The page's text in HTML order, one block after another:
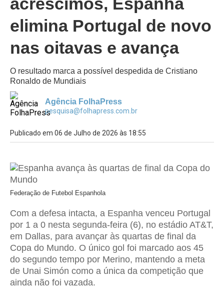
elimina Portugal de novo
nas oitavas e avança
O resultado marca a possível despedida de Cristiano
Ronaldo de Mundiais
Agência FolhaPress
pesquisa@folhapress.com.br
Publicado em 06 de Julho de 2026 às 18:55
Federação de Futebol Espanhola
Com a defesa intacta, a Espanha venceu Portugal
por 1 a 0 nesta segunda-feira (6), no estádio AT&T,
em Dallas, para avançar às quartas de final da
Copa do Mundo. O único gol foi marcado aos 45
do segundo tempo por Merino, mantendo a meta
de Unai Simón como a única da competição que
ainda não foi vazada.